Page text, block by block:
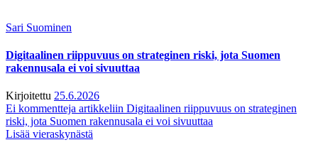
Sari Suominen
Digitaalinen riippuvuus on strateginen riski, jota Suomen
rakennusala ei voi sivuuttaa
Kirjoitettu 25.6.2026
Ei kommentteja artikkeliin Digitaalinen riippuvuus on strateginen
riski, jota Suomen rakennusala ei voi sivuuttaa
Lisää vieraskynästä